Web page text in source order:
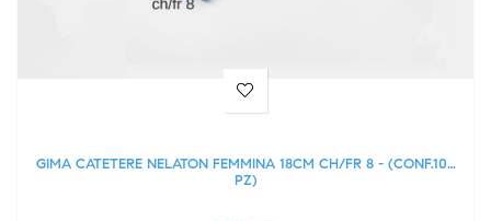
GIMA CATETERE NELATON FEMMINA 18CM CH/FR 8 - (CONF.100
PZ)